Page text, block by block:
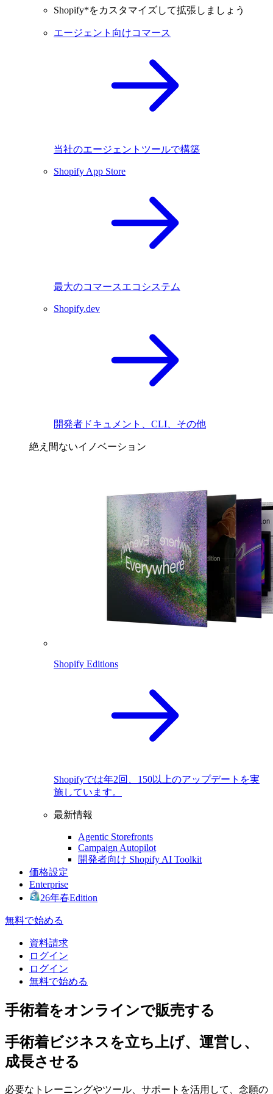
Shopify*をカスタマイズして拡張しましょう
エージェント向けコマース
当社のエージェントツールで構築
Shopify App Store
最大のコマースエコシステム
Shopify.dev
開発者ドキュメント、CLI、その他
絶え間ないイノベーション
Shopify Editions
Shopifyでは年2回、150以上のアップデートを実
施しています。
最新情報
Agentic Storefronts
Campaign Autopilot
開発者向け Shopify AI Toolkit
価格設定
Enterprise
26年春Edition
無料で始める
資料請求
ログイン
ログイン
無料で始める
手術着をオンラインで販売する
手術着ビジネスを立ち上げ、運営し、
成長させる
必要なトレーニングやツール、サポートを活用して、念願の